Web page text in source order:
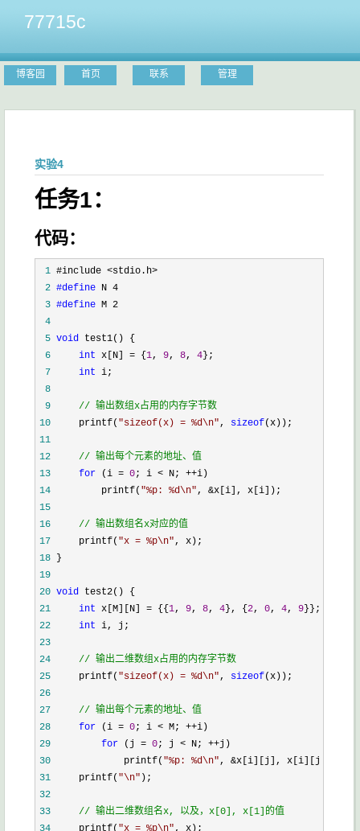
77715c
博客园 首页 联系 管理
实验4
任务1：
代码：
1
2 #define
3 #define
4
5 void
6
int x[N] = { 1, 9, 8, 4
7
int
8
9
// 输出数组x占用的内存字节数
10
     printf(
"sizeof(x) = %d\n", sizeof
11
12
// 输出每个元素的地址、值
13
for (i = 0; i < N; ++
14
         printf(
"%p: %d\n", &
15
16
// 输出数组名x对应的值
17
     printf(
"x = %p\n"
18
19
20 void
21
int x[M][N] = {{ 1, 9, 8, 4 }, { 2, 0, 4, 9
22
int
23
24
// 输出二维数组x占用的内存字节数
25
     printf(
"sizeof(x) = %d\n", sizeof
26
27
// 输出每个元素的地址、值
28
for (i = 0; i < M; ++
29
for (j = 0; j < N; ++
30
             printf(
"%p: %d\n", &
31
     printf(
"\n"
32
33
// 输出二维数组名x, 以及，x[0], x[1]的值
34
     printf(
"x = %p\n"